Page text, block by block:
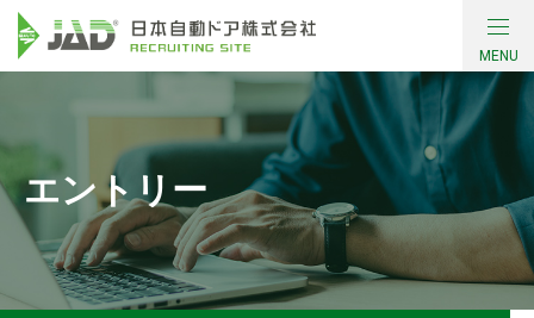
MENU
働く環境・制度
採用情報
コンテンツ
エントリー